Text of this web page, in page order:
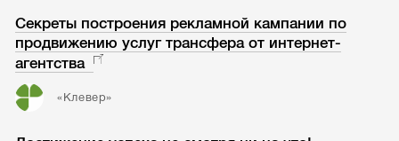
Секреты построения рекламной кампании по
продвижению услуг трансфера от интернет-
агентства
«Клевер»